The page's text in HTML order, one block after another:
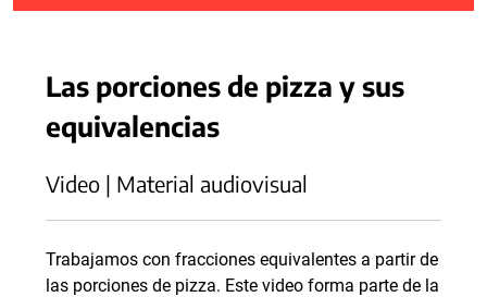
Las porciones de pizza y sus
equivalencias
Video | Material audiovisual
Trabajamos con fracciones equivalentes a partir de
las porciones de pizza. Este video forma parte de la